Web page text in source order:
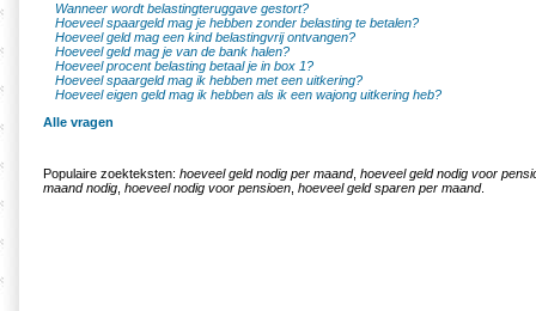
Wanneer wordt belastingteruggave gestort?
Hoeveel spaargeld mag je hebben zonder belasting te betalen?
Hoeveel geld mag een kind belastingvrij ontvangen?
Hoeveel geld mag je van de bank halen?
Hoeveel procent belasting betaal je in box 1?
Hoeveel spaargeld mag ik hebben met een uitkering?
Hoeveel eigen geld mag ik hebben als ik een wajong uitkering heb?
Alle vragen
Populaire zoekteksten: hoeveel geld nodig per maand, hoeveel geld nodig voor
maand nodig hoeveel nodig voor pensioen hoeveel geld sparen per maand.